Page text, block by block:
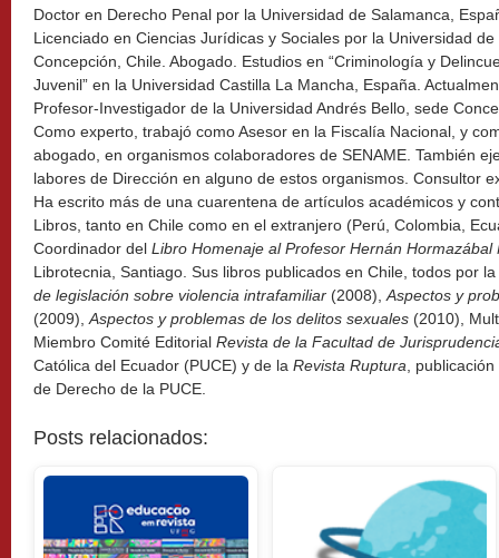
Doctor en Derecho Penal por la Universidad de Salamanca,
Licenciado en Ciencias Jurídicas y Sociales por la Universidad de
Concepción, Chile. Abogado. Estudios en “Criminología y
Juvenil” en la Universidad Castilla La Mancha, España.
Profesor-Investigador de la Universidad Andrés Bello, sede
Como experto, trabajó como Asesor en la Fiscalía Nacional, y
abogado, en organismos colaboradores de SENAME. También
labores de Dirección en alguno de estos organismos. Consultor
Ha escrito más de una cuarentena de artículos académicos y
Libros, tanto en Chile como en el extranjero (Perú, Colombia,
Coordinador del Libro Homenaje al Profesor Hernán Hormazábal
Librotecnia, Santiago. Sus libros publicados en Chile, todos por
de legislación sobre violencia intrafamiliar (2008), Aspectos y
(2009), Aspectos y problemas de los delitos sexuales (2010),
Miembro Comité Editorial Revista de la Facultad de
Católica del Ecuador (PUCE) y de la Revista Ruptura ,
de Derecho de la PUCE.
Posts relacionados: